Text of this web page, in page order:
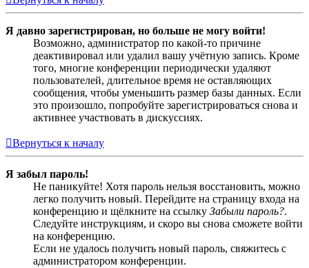
Я давно зарегистрирован, но больше не могу войти!
Возможно, администратор по какой-то причине
деактивировал или удалил вашу учётную запись. Кроме
того, многие конференции периодически удаляют
пользователей, длительное время не оставляющих
сообщения, чтобы уменьшить размер базы данных. Если
это произошло, попробуйте зарегистрироваться снова и
активнее участвовать в дискуссиях.
Вернуться к началу
Я забыл пароль!
Не паникуйте! Хотя пароль нельзя восстановить, можно
легко получить новый. Перейдите на страницу входа на
конференцию и щёлкните на ссылку Забыли пароль?.
Следуйте инструкциям, и скоро вы снова сможете войти
на конференцию.
Если не удалось получить новый пароль, свяжитесь с
администратором конференции.